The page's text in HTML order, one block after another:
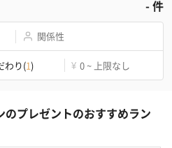
-件
関係性
わり(1) ¥ 0 ~ 上限なし
プレゼントのおすすめラン